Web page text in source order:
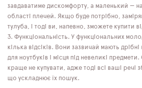
завдаватиме дискомфорту, а маленький —
області плечей. Якщо буде потрібно,
тулуба, і тоді ви, напевно, зможете купити
Функціональність. У функціональних
кілька відсіків. Вони зазвичай мають
для ноутбуків і місця під невеликі
краще не купувати, адже тоді всі ваші речі
що ускладнює їх пошук.